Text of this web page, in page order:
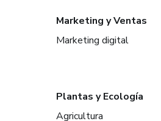
Marketing y Ventas
Marketing digital
Plantas y Ecología
Agricultura